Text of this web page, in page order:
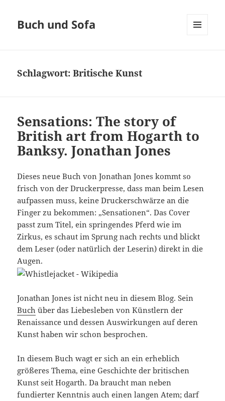
Buch und Sofa
Schlagwort:Britische Kunst
Sensations: The story of
British art from Hogarth to
Banksy. Jonathan Jones
Dieses neue Buch von Jonathan Jones kommt so
frisch von der Druckerpresse, dass man beim Lesen
aufpassen muss, keine Druckerschwärze an die
Finger zu bekommen: „Sensationen“. Das Cover
passt zum Titel, ein springendes Pferd wie im
Zirkus, es schaut im Sprung nach rechts und blickt
dem Leser (oder natürlich der Leserin) direkt in die
Augen.
Jonathan Jones ist nicht neu in diesem Blog. Sein
Buch über das Liebesleben von Künstlern der
Renaissance und dessen Auswirkungen auf deren
Kunst haben wir schon besprochen.
In diesem Buch wagt er sich an ein erheblich
größeres Thema, eine Geschichte der britischen
Kunst seit Hogarth. Da braucht man neben
fundierter Kenntnis auch einen langen Atem; darf